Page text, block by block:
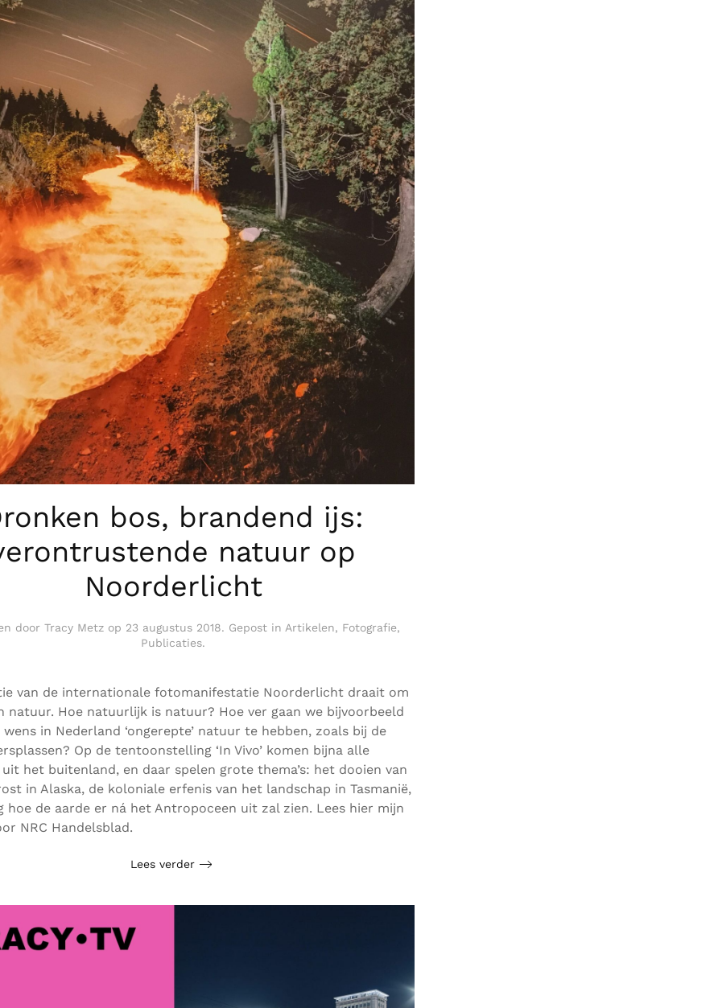
bos, brandend ijs:
natuur op
Noorderlicht
door Tracy Metzop 23 augustus 2018. Gepost in Artikelen, Fotografie,
Publicaties.
van de internationale fotomanifestatie Noorderlicht draait om
natuur. Hoe natuurlijk is natuur? Hoe ver gaan we bijvoorbeeld
in Nederland ‘ongerepte’ natuur te hebben, zoals bij de
Op de tentoonstelling ‘In Vivo’ komen bijna alle
het buitenland, en daar spelen grote thema’s: het dooien van
in Alaska, de koloniale erfenis van het landschap in Tasmanië,
hoe de aarde er ná het Antropoceen uit zal zien. Lees hier mijn
NRC Handelsblad.
Lees verder